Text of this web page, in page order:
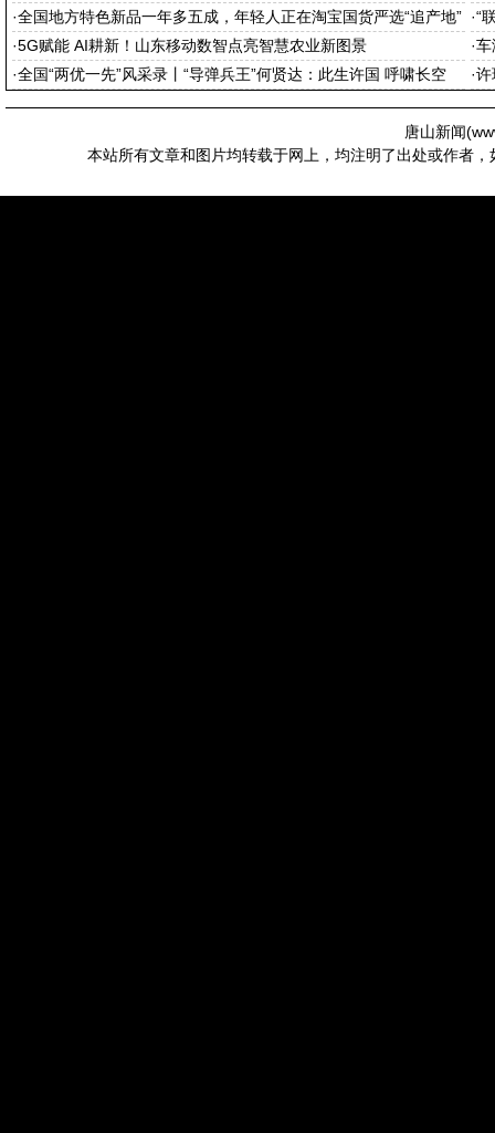
·全国地方特色新品一年多五成，年轻人正在淘宝国货严选“追产地” ·“
·5G赋能 AI耕新！山东移动数智点亮智慧农业新图景 ·车
·全国“两优一先”风采录丨“导弹兵王”何贤达：此生许国 呼啸长空 ·许
唐山新闻(
本站所有文章和图片均转载于网上，均注明了出处或作者